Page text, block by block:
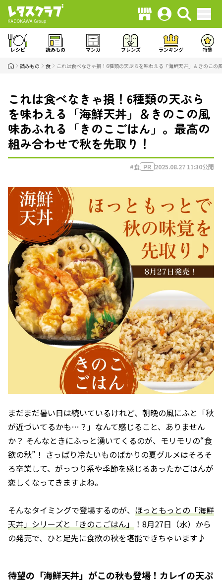
レシピ 読みもの マンガ フレンズ ランキング 特集
読みもの 食 これは食べなきゃ損！6種類の天ぷらを味わえる「海鮮天丼」＆きのこ
これは食べなきゃ損！6種類の天ぷら
を味わえる「海鮮天丼」＆きのこの風
味あふれる「きのこごはん」。最高の
組み合わせで秋を先取り！
#食 PR 2025.08.27 11:30公開
まだまだ暑い日は続いているけれど、朝晩の風にふと「秋
が近づいてるかも…？」なんて感じること、ありません
か？ そんなときにふっと湧いてくるのが、モリモリの“食
欲の秋”！ さっぱり冷たいものばかりの夏グルメはそろそ
ろ卒業して、がっつり系や季節を感じるあったかごはんが
恋しくなってきますよね。
そんなタイミングで登場するのが、 ほっともっとの「海鮮
天丼」シリーズと「きのこごはん」 ！8月27日（水）から
の発売で、ひと足先に食欲の秋を堪能できちゃいます♪
待望の「海鮮天丼」がこの秋も登場！カレイの天ぷ